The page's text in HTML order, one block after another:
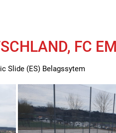
FC
Slide (ES) Belagssytem